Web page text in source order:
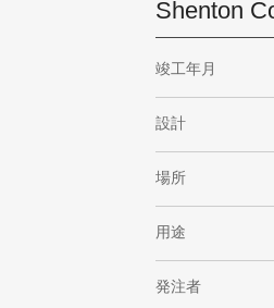
Shenton
竣工年月
設計
場所
用途
発注者